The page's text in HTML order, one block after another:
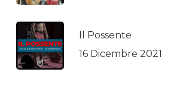
Il Possente
16 Dicembre 2021